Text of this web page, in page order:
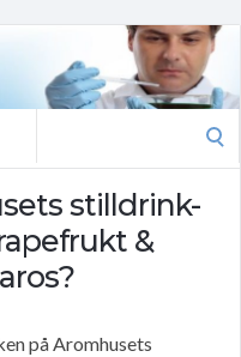
stilldrink-
&
på Aromhusets